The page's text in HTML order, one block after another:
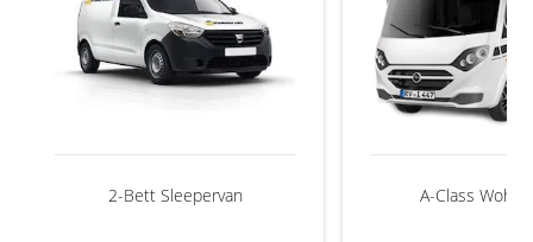
2-Bett Sleepervan A-Class